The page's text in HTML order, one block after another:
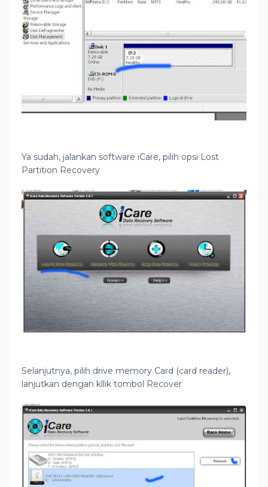
Ya sudah, jalankan software iCare, pilih opsi Lost
Partition Recovery
Selanjutnya, pilih drive memory Card (card reader),
lanjutkan dengan kllik tombol Recover